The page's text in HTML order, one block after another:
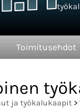
Toimitusehdot
ja työkalukaapit >